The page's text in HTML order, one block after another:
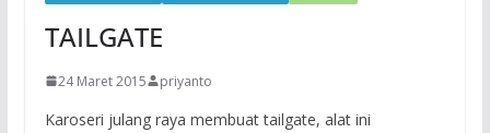
TAILGATE
24 Maret 2015 priyanto
Karoseri julang raya membuat tailgate, alat ini